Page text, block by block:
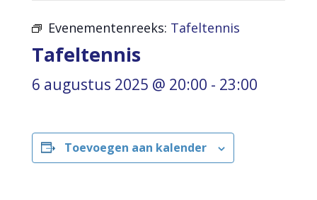
Evenementenreeks: Tafeltennis
Tafeltennis
6 augustus 2025 @ 20:00 - 23:00
Toevoegen aan kalender